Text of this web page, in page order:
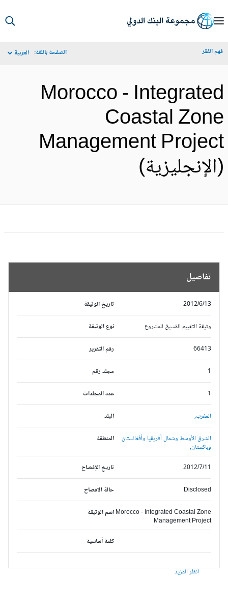
الفقر الصفحة باللغة: العربية
Morocco -
Coastal
Management
تفاصيل
تاريخ الوثيقة 2012/6/13
نوع الوثيقة وثيقة التقييم المُسبق للمشروع
رقم التقرير 66413
مجلد رقم
عدد المجلدات
البلد المغرب,
المنطقة
الشرق الأوسط وشمال أفريقيا وأفغانستان
وباكستان,
تاريخ الإفصاح
2012/7/11
حالة الافصاح Disclosed
اسم الوثيقةMorocco - Integrated Coastal Zone
Management Project
كلمة أساسية
انظر المزيد